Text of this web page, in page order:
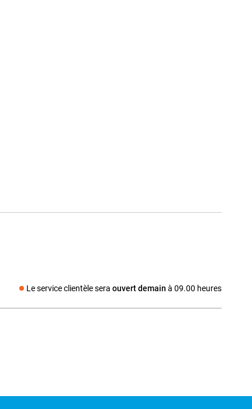
Le service clientèle sera ouvert demain à 09.00 heures
Média social